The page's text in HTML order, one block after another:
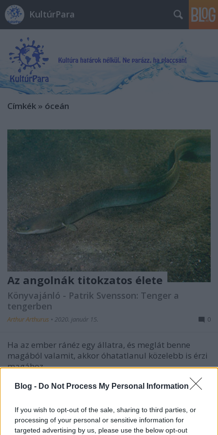
Blog - Do Not Process My Personal Information
If you wish to opt-out of the sale, sharing to third parties, or
processing of your personal or sensitive information for
targeted advertising by us, please use the below opt-out
KultúrPara
Címkék » óceán
Az angolnák titokzatos élete
Könyvajánló - Patrik Svensson: Tenger a
tengerben
Arthur Arthurus • 2020. január 15. 0
Ha az ember ránéz egy állatra, és meglát benne
magából valamit, akkor óhatatlanul közelebb is érzi
magához.